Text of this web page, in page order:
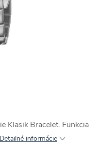
Klasik Bracelet. Funkcia
Detailné informácie